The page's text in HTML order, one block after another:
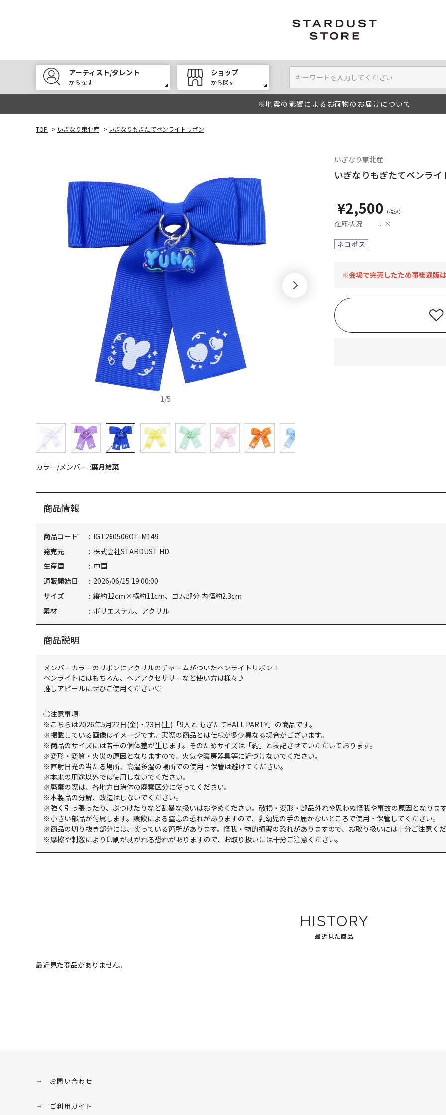
アーティスト/タレント
から探す
ショップ
から探す
※地震の影響によるお荷物のお届けについて
TOP > いぎなり東北産 > いぎなりもぎたてペンライトリボン
1/5
カラー/メンバー 葉月結菜
いぎなり東北産
いぎなりもぎたてペンライ
¥2,500
在庫状況 ×
※会場で完売したため事後通販は
商品情報
商品コード
IGT260506OT-M149
発売元
株式会社STARDUST HD.
生産国
中国
通販開始日
2026/06/15 19:00:00
サイズ
縦約12cm×横約11cm、ゴム部分 内径約2.3cm
素材
ポリエステル、アクリル
商品説明
メンバーカラーのリボンにアクリルのチャームがついたペンライトリボン！
ペンライトにはもちろん、ヘアアクセサリーなど使い方は様々♪
推しアピールにぜひご使用ください♡
◯注意事項
※こちらは2026年5月22日(金)・23日(土)「9人と もぎたてHALL PARTY」の商品です。
※掲載している画像はイメージです。実際の商品とは仕様が多少異なる場合がございます。
※商品のサイズには若干の個体差が生じます。そのためサイズは「約」と表記させていただいております。
※変形・変質・火災の原因となりますので、火気や暖房器具等に近づけないでください。
※直射日光の当たる場所、高温多湿の場所での使用・保管は避けてください。
※本来の用途以外では使用しないでください。
※廃棄の際は、各地方自治体の廃棄区分に従ってください。
※本製品の分解、改造はしないでください。
※強く引っ張ったり、ぶつけたりなど乱暴な扱いはおやめください。破損・変形・部品外れや思わぬ怪我や事故の原因となります
※小さい部品が付属します。誤飲による窒息の恐れがありますので、乳幼児の手の届かないところで使用・保管してください。
※商品の切り抜き部分には、尖っている箇所があります。怪我・物的損害の恐れがありますので、お取り扱いには十分ご注意くだ
※摩擦や刺激により印刷が剥がれる恐れがありますので、お取り扱いには十分ご注意ください。
HISTORY
最近見た商品
最近見た商品がありません。
お問い合わせ
ご利用ガイド